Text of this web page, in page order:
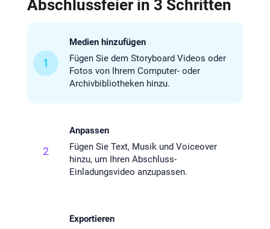
Abschlussfeier in 3 Schritten
1
Medien hinzufügen
Fügen Sie dem Storyboard Videos oder
Fotos von Ihrem Computer- oder
Archivbibliotheken hinzu.
2
Anpassen
Fügen Sie Text, Musik und Voiceover
hinzu, um Ihren Abschluss-
Einladungsvideo anzupassen.
Exportieren